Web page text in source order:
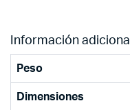
Información adicional
Peso
Dimensiones